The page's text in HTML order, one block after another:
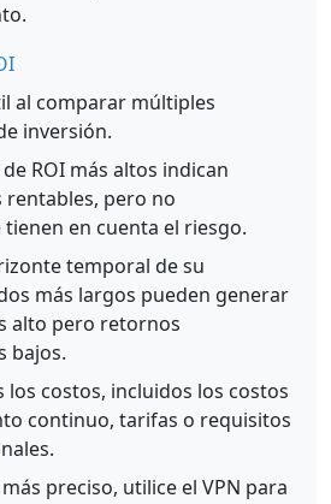
al comparar múltiples
inversión.
ROI más altos indican
rentables, pero no
en cuenta el riesgo.
temporal de su
más largos pueden generar
alto pero retornos
bajos.
los costos, incluidos los costos
continuo, tarifas o requisitos
preciso, utilice el VPN para